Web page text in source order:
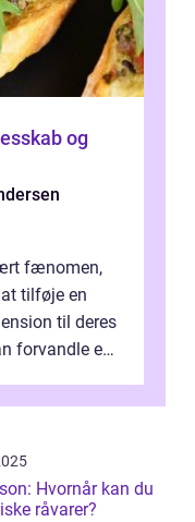
fænomen,
tilføje en
til deres
forvandle en
Hvornår kan du
råvarer?